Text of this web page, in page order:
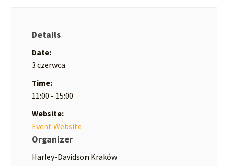
Details
Date:
3 czerwca
Time:
11:00 - 15:00
Website:
Event Website
Organizer
Harley-Davidson Kraków